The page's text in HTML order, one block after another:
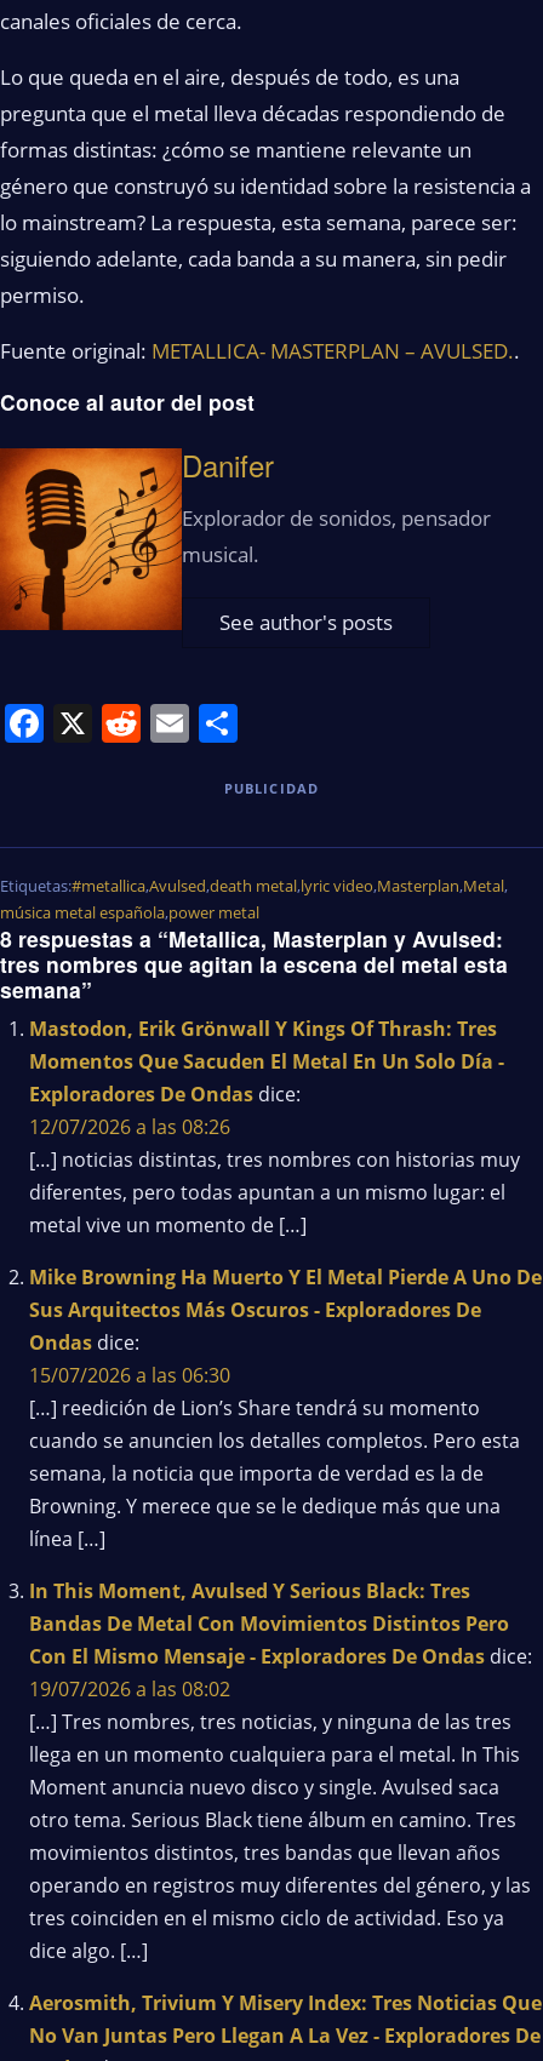
canales oficiales de cerca.
Lo que queda en el aire, después de todo, es una
pregunta que el metal lleva décadas respondiendo de
formas distintas: ¿cómo se mantiene relevante un
género que construyó su identidad sobre la resistencia a
lo mainstream? La respuesta, esta semana, parece ser:
siguiendo adelante, cada banda a su manera, sin pedir
permiso.
Fuente original: METALLICA- MASTERPLAN – AVULSED..
Conoce al autor del post
Danifer
Explorador de sonidos, pensador
musical.
See author's posts
Facebook
X Reddit
Email
PUBLICIDAD
Etiquetas:#metallica,Avulsed,death metal,lyric video,Masterplan,Metal,
música metal española,power metal
8 respuestas a “Metallica, Masterplan y Avulsed:
tres nombres que agitan la escena del metal esta
semana”
Mastodon, Erik Grönwall Y Kings Of Thrash: Tres
Momentos Que Sacuden El Metal En Un Solo Día -
Exploradores De Ondas dice:
12/07/2026 a las 08:26
[…] noticias distintas, tres nombres con historias muy
diferentes, pero todas apuntan a un mismo lugar: el
metal vive un momento de […]
Mike Browning Ha Muerto Y El Metal Pierde A Uno De
Sus Arquitectos Más Oscuros - Exploradores De
Ondas dice:
15/07/2026 a las 06:30
[…] reedición de Lion’s Share tendrá su momento
cuando se anuncien los detalles completos. Pero esta
semana, la noticia que importa de verdad es la de
Browning. Y merece que se le dedique más que una
línea […]
In This Moment, Avulsed Y Serious Black: Tres
Bandas De Metal Con Movimientos Distintos Pero
Con El Mismo Mensaje - Exploradores De Ondas dice:
19/07/2026 a las 08:02
[…] Tres nombres, tres noticias, y ninguna de las tres
llega en un momento cualquiera para el metal. In This
Moment anuncia nuevo disco y single. Avulsed saca
otro tema. Serious Black tiene álbum en camino. Tres
movimientos distintos, tres bandas que llevan años
operando en registros muy diferentes del género, y las
tres coinciden en el mismo ciclo de actividad. Eso ya
dice algo. […]
Aerosmith, Trivium Y Misery Index: Tres Noticias Que
No Van Juntas Pero Llegan A La Vez - Exploradores De